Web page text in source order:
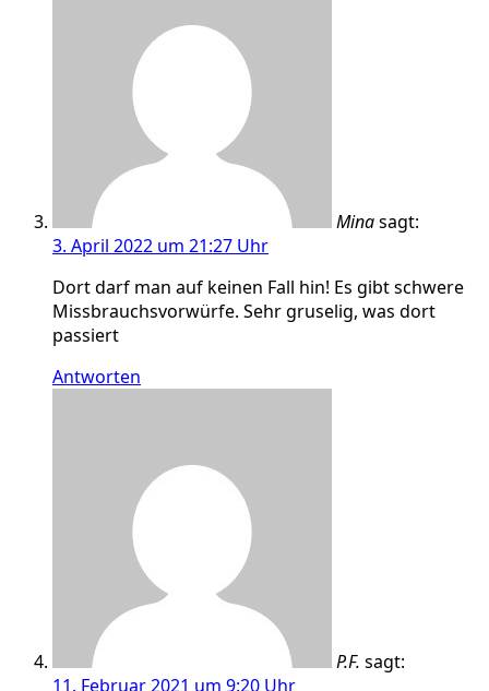
Minasagt:
3. April 2022 um 21:27 Uhr
Dort darf man auf keinen Fall hin! Es gibt schwere
Missbrauchsvorwürfe. Sehr gruselig, was dort
passiert
Antworten
P.F. sagt:
11. Februar 2021 um 9:20 Uhr